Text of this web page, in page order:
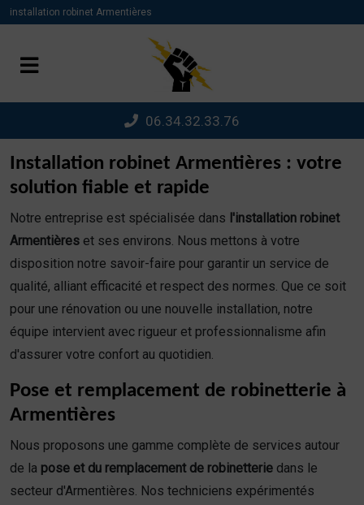
installation robinet Armentières
06.34.32.33.76
Installation robinet Armentières : votre
solution fiable et rapide
Notre entreprise est spécialisée dans l'installation robinet
Armentières et ses environs. Nous mettons à votre
disposition notre savoir-faire pour garantir un service de
qualité, alliant efficacité et respect des normes. Que ce soit
pour une rénovation ou une nouvelle installation, notre
équipe intervient avec rigueur et professionnalisme afin
d'assurer votre confort au quotidien.
Pose et remplacement de robinetterie à
Armentières
Nous proposons une gamme complète de services autour
de la pose et du remplacement de robinetterie dans le
secteur d'Armentières. Nos techniciens expérimentés
Panneau de gestion des cookies